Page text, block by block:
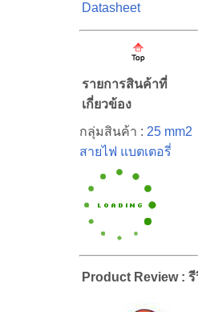
Datasheet
รายการสินค้าที่
เกี่ยวข้อง
กลุ่มสินค้า : 25 mm2
สายไฟ แบตเตอรี่
Product Review :